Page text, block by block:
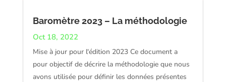
Baromètre 2023 – La méthodologie
Oct 18, 2022
Mise à jour pour l'édition 2023 Ce document a
pour objectif de décrire la méthodologie que nous
avons utilisée pour définir les données présentes